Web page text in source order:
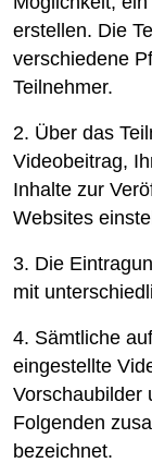
erstellen. Die
verschiedene
Teilnehmer.
2. Über das
Videobeitrag,
Inhalte zur
Websites
3. Die
mit
4. Sämtliche
eingestellte
Vorschaubilder
Folgenden
bezeichnet.